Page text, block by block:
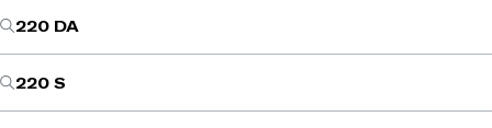
220 DA
220 S